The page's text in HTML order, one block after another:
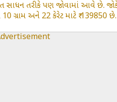
તરીકે પણ જોવામાં આવે છે.
ગ્રામ અને 22 કેરેટ માટે ₹ 139850 છે.